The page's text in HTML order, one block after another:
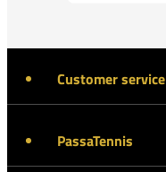
Customer service
PassaTennis